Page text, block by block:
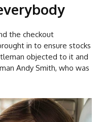
the checkout
in to ensure stocks
objected to it and
Andy Smith, who was